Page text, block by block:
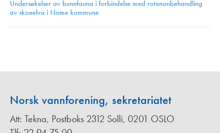
Undersøkelser av bunnfauna i forbindelse med rotenonbehandling
av skoeelva i Nome kommune
Norsk vannforening, sekretariatet
Att: Tekna, Postboks 2312 Solli, 0201 OSLO